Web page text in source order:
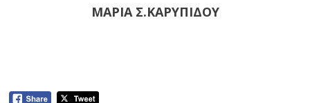
ΜΑΡΙΑ Σ.ΚΑΡΥΠΙΔΟΥ